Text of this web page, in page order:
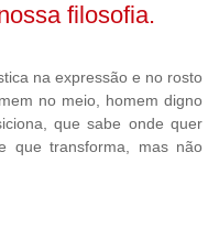
filosofia.
na expressão e no rosto
no meio, homem digno
que sabe onde quer
que transforma, mas não